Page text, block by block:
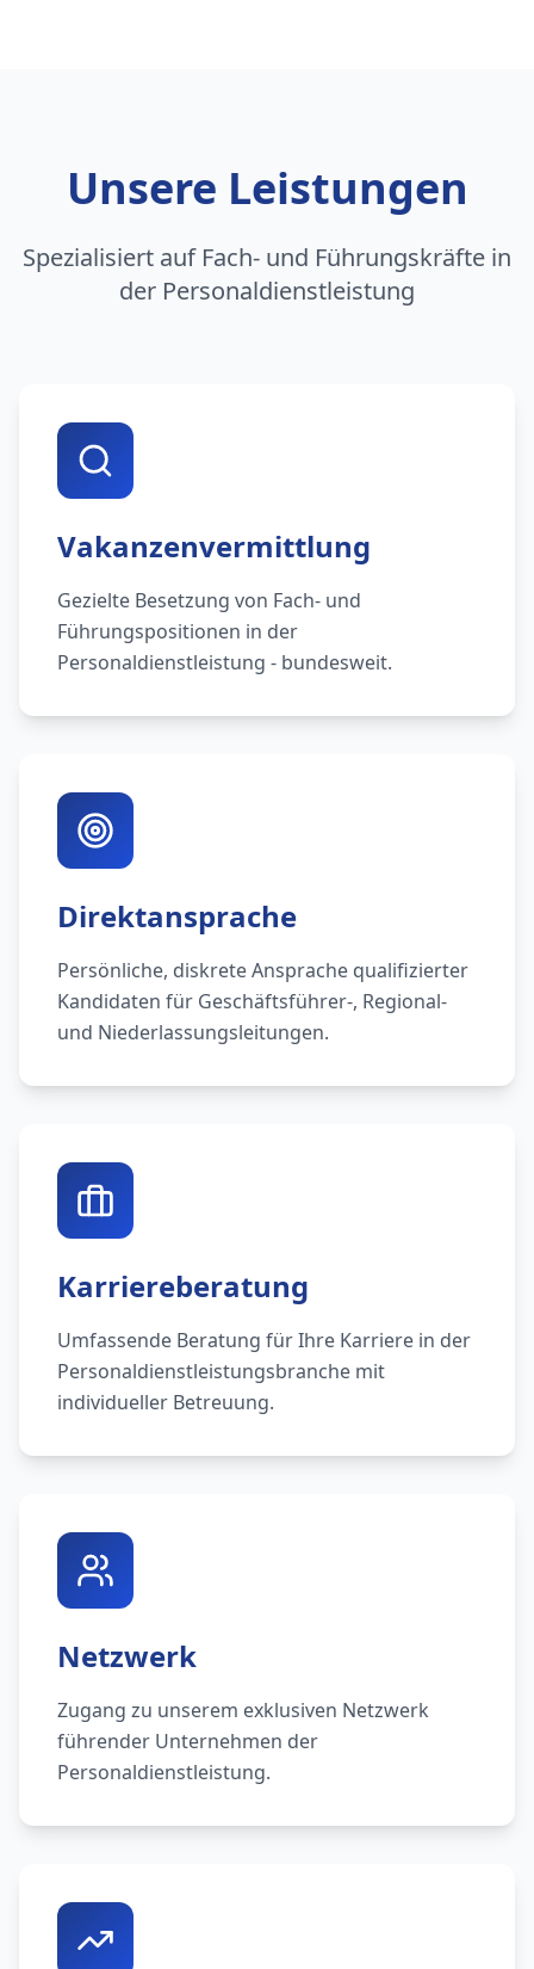
Unsere Leistungen
Spezialisiert auf Fach- und Führungskräfte in
der Personaldienstleistung
Vakanzenvermittlung
Gezielte Besetzung von Fach- und
Führungspositionen in der
Personaldienstleistung - bundesweit.
Direktansprache
Persönliche, diskrete Ansprache qualifizierter
Kandidaten für Geschäftsführer-, Regional-
und Niederlassungsleitungen.
Karriereberatung
Umfassende Beratung für Ihre Karriere in der
Personaldienstleistungsbranche mit
individueller Betreuung.
Netzwerk
Zugang zu unserem exklusiven Netzwerk
führender Unternehmen der
Personaldienstleistung.